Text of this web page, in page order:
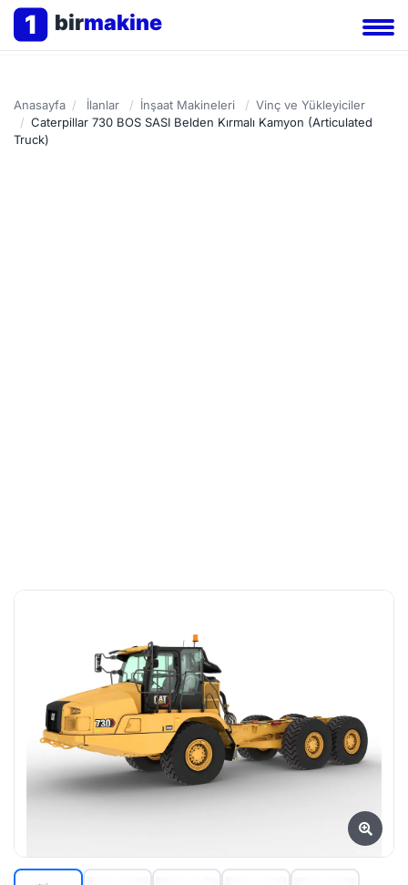
1 birmakine
Anasayfa / İlanlar / İnşaat Makineleri / Vinç ve Yükleyiciler
/ Caterpillar 730 BOS SASI Belden Kırmalı Kamyon (Articulated
Truck)